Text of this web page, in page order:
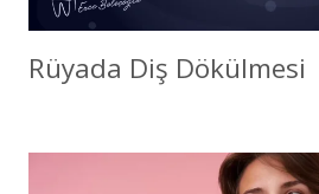
Rüyada Diş Dökülmesi